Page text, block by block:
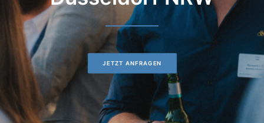
JETZT ANFRAGEN